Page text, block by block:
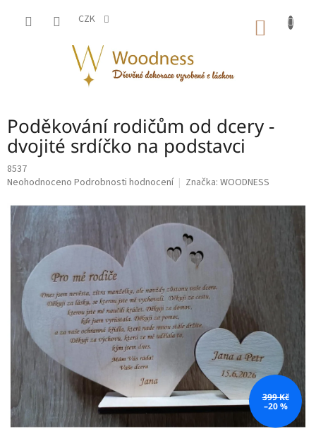
CZK
Poděkování rodičům od dcery -
dvojité srdíčko na podstavci
8537
Průměrné
produktu
je
0,0
hvězdiček.
Neohodnoceno Podrobnosti hodnocení Značka: WOODNESS
399 Kč
–20 %